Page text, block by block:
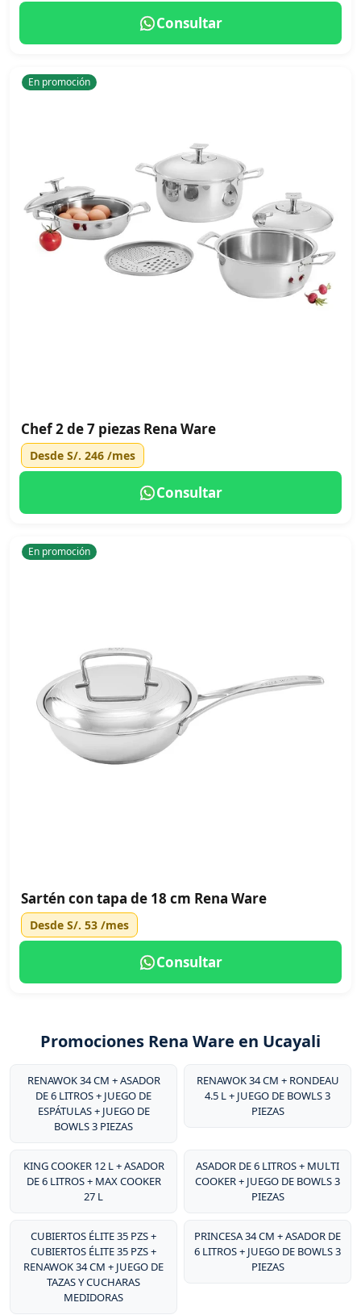
Consultar
En promoción
Chef 2 de 7 piezas Rena Ware
Desde S/. 246 /mes
Consultar
En promoción
Sartén con tapa de 18 cm Rena Ware
Desde S/. 53 /mes
Consultar
Promociones Rena Ware en Ucayali
RENAWOK 34 CM + ASADOR
DE 6 LITROS + JUEGO DE
ESPÁTULAS + JUEGO DE
BOWLS 3 PIEZAS
RENAWOK 34 CM + RONDEAU
4.5 L + JUEGO DE BOWLS 3
PIEZAS
KING COOKER 12 L + ASADOR
DE 6 LITROS + MAX COOKER
27 L
ASADOR DE 6 LITROS + MULTI
COOKER + JUEGO DE BOWLS 3
PIEZAS
CUBIERTOS ÉLITE 35 PZS +
CUBIERTOS ÉLITE 35 PZS +
RENAWOK 34 CM + JUEGO DE
TAZAS Y CUCHARAS
MEDIDORAS
PRINCESA 34 CM + ASADOR DE
6 LITROS + JUEGO DE BOWLS 3
PIEZAS